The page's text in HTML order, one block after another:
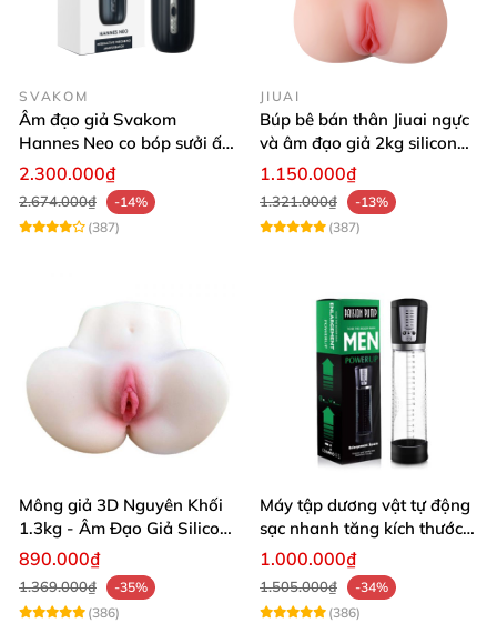
SVAKOM
Âm đạo giả Svakom
Hannes Neo co bóp sưởi ấm
tiện lợi điều khiển app
2.300.000₫
2.674.000₫
-14%
(387)
JIUAI
Búp bê bán thân Jiuai ngực
và âm đạo giả 2kg silicon
nguyên khối cao cấp
1.150.000₫
1.321.000₫
-13%
(387)
Mông giả 3D Nguyên Khối
1.3kg - Âm Đạo Giả Silicon
Siêu Mềm 2 Lỗ Nằm Ngửa
890.000₫
1.369.000₫
-35%
(386)
Máy tập dương vật tự động
sạc nhanh tăng kích thước
hiệu quả
1.000.000₫
1.505.000₫
-34%
(386)